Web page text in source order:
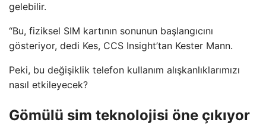
gelebilir.
“Bu, fiziksel SIM kartının sonunun başlangıcını
gösteriyor, dedi Kes, CCS Insight’tan Kester Mann.
Peki, bu değişiklik telefon kullanım alışkanlıklarımızı
nasıl etkileyecek?
Gömülü sim teknolojisi öne çıkıyor